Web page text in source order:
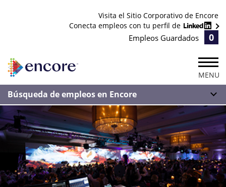
Visita el Sitio Corporativo de Encore
Conecta empleos con tu perfil de
Empleos Guardados 0
MENU
Búsqueda de empleos en Encore